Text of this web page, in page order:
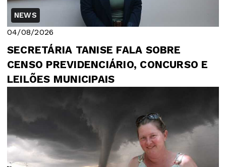
NEWS
04/08/2026
SECRETÁRIA TANISE FALA SOBRE
CENSO PREVIDENCIÁRIO, CONCURSO E
LEILÕES MUNICIPAIS